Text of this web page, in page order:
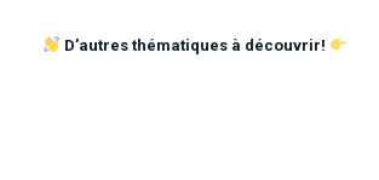
D’autres thématiques à découvrir!